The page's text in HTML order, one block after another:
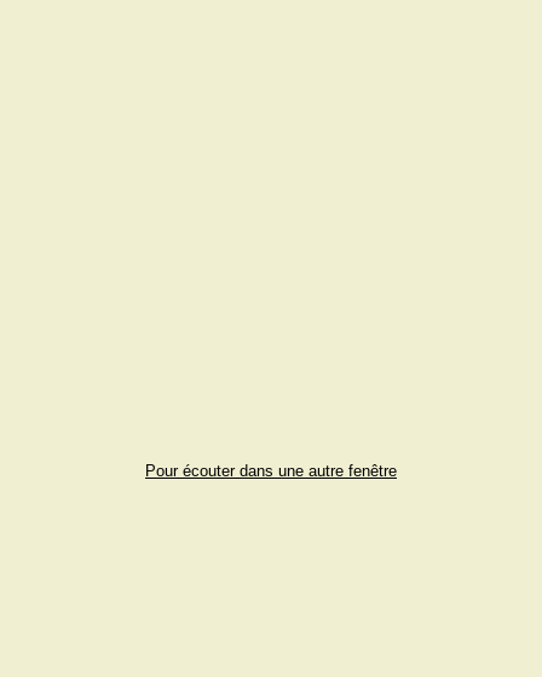
Pour écouter dans une autre fenêtre